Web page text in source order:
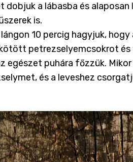
dobjuk a lábasba és
is.
10 percig hagyjuk,
petrezselyemcsokrot
egészet puhára főzzük.
és a leveshez